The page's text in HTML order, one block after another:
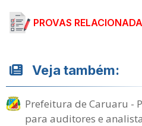
PROVAS
Veja também:
Prefeitura de Caruaru -
para auditores e